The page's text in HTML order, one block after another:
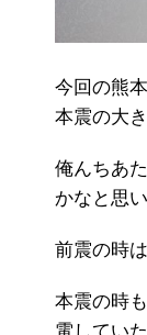
今回の熊
本震の大
俺んちあ
かなと思
前震の時
本震の時